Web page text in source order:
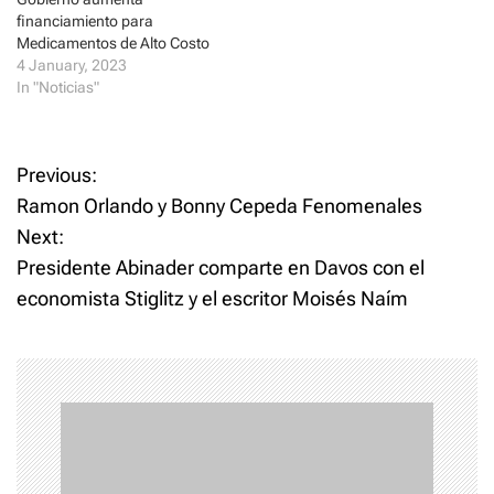
) w
)
financiamiento para
Medicamentos de Alto Costo
4 January, 2023
In "Noticias"
P
o
s
n
a
v
Previous:
Ramon Orlando y Bonny Cepeda Fenomenales
Next:
Presidente Abinader comparte en Davos con el
economista Stiglitz y el escritor Moisés Naím